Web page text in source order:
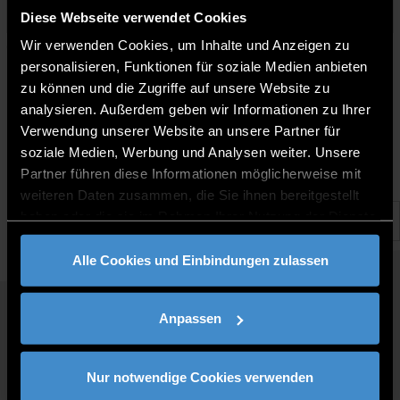
Diese Webseite verwendet Cookies
Wir verwenden Cookies, um Inhalte und Anzeigen zu
personalisieren, Funktionen für soziale Medien anbieten
zu können und die Zugriffe auf unsere Website zu
analysieren. Außerdem geben wir Informationen zu Ihrer
Verwendung unserer Website an unsere Partner für
soziale Medien, Werbung und Analysen weiter. Unsere
Partner führen diese Informationen möglicherweise mit
weiteren Daten zusammen, die Sie ihnen bereitgestellt
gesammelt haben.
Alle Cookies und Einbindungen zulassen
Anpassen
Nur notwendige Cookies verwenden
entDEGgen 22.03.2021
JOBS AN DER THD